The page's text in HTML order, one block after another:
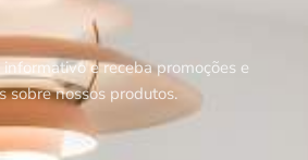
e receba promoções e
sobre nossos produtos.